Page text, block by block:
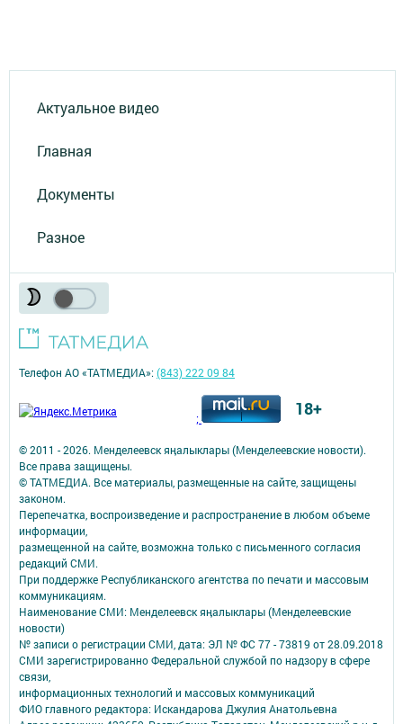
Актуальное видео
Главная
Документы
Разное
© 2011 - 2026. Менделеевск яӊалыклары (Менделеевские новости).
Все права защищены.
© ТАТМЕДИА. Все материалы, размещенные на сайте, защищены
законом.
Перепечатка, воспроизведение и распространение в любом объеме
информации,
размещенной на сайте, возможна только с письменного согласия
редакций СМИ.
При поддержке Республиканского агентства по печати и массовым
коммуникациям.
Наименование СМИ: Менделеевск яӊалыклары (Менделеевские
новости)
№ записи о регистрации СМИ, дата: ЭЛ № ФС 77 - 73819 от 28.09.2018
СМИ зарегистрированно Федеральной службой по надзору в сфере
связи,
информационных технологий и массовых коммуникаций
ФИО главного редактора: Искандарова Джулия Анатольевна
Телефон АО «ТАТМЕДИА»:(843) 222 09 84
; 18+